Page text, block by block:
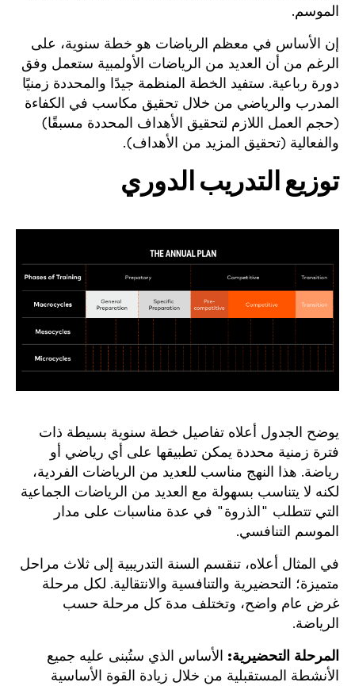
الموسم.
إن الأساس في معظم الرياضات هو خطة سنوية، على
الرغم من أن العديد من الرياضات الأولمبية ستعمل وفق
دورة رباعية. ستفيد الخطة المنظمة جيدًا والمحددة زمنيًا
المدرب والرياضي من خلال تحقيق مكاسب في الكفاءة
(حجم العمل اللازم لتحقيق الأهداف المحددة مسبقًا)
والفعالية (تحقيق المزيد من الأهداف).
توزيع التدريب الدوري
يوضح الجدول أعلاه تفاصيل خطة سنوية بسيطة ذات
فترة زمنية محددة يمكن تطبيقها على أي رياضي أو
رياضة. هذا النهج مناسب للعديد من الرياضات الفردية،
لكنه لا يتناسب بسهولة مع العديد من الرياضات الجماعية
التي تتطلب "الذروة" في عدة مناسبات على مدار
الموسم التنافسي.
في المثال أعلاه، تنقسم السنة التدريبية إلى ثلاث مراحل
متميزة؛ التحضيرية والتنافسية والانتقالية. لكل مرحلة
غرض عام واضح، وتختلف مدة كل مرحلة حسب
الرياضة.
المرحلة التحضيرية: الأساس الذي ستُبنى عليه جميع
الأنشطة المستقبلية من خلال زيادة القوة الأساسية